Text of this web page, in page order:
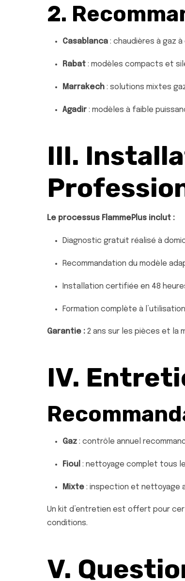
2.
Casablanca : chaudières à gaz
Rabat : modèles compacts et
Marrakech : solutions mixtes
Agadir : modèles à faible
III.
Le processus FlammePlus inclut :
Diagnostic gratuit réalisé à
Recommandation du modèle
Installation certifiée en 48
Formation complète à
Garantie : 2 ans sur les pièces et la
IV.
Gaz : contrôle annuel
Fioul : nettoyage complet tous
Mixte : inspection et nettoyage
Un kit d’entretien est offert pour
conditions.
V.